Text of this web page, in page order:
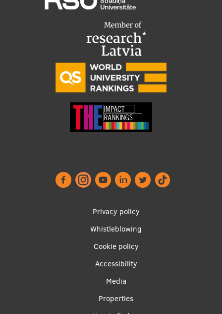
Privacy policy
Whistleblowing
Cookie policy
Accessibility
Media
Properties